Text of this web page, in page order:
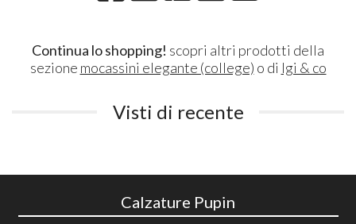
Continua lo shopping! scopri altri prodotti della
sezione mocassini elegante (college) o di Igi & co
Visti di recente
Calzature Pupin